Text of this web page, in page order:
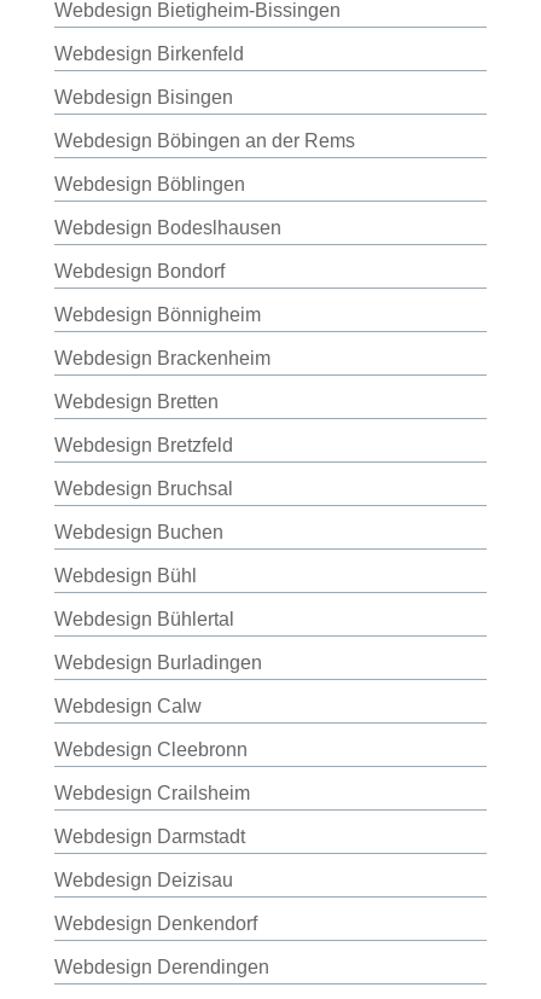
Webdesign Bietigheim-Bissingen
Webdesign Birkenfeld
Webdesign Bisingen
Webdesign Böbingen an der Rems
Webdesign Böblingen
Webdesign Bodeslhausen
Webdesign Bondorf
Webdesign Bönnigheim
Webdesign Brackenheim
Webdesign Bretten
Webdesign Bretzfeld
Webdesign Bruchsal
Webdesign Buchen
Webdesign Bühl
Webdesign Bühlertal
Webdesign Burladingen
Webdesign Calw
Webdesign Cleebronn
Webdesign Crailsheim
Webdesign Darmstadt
Webdesign Deizisau
Webdesign Denkendorf
Webdesign Derendingen